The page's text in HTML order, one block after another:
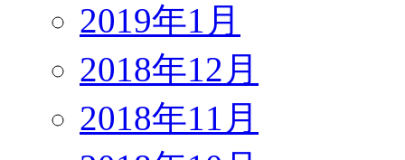
2019年1月
2018年12月
2018年11月